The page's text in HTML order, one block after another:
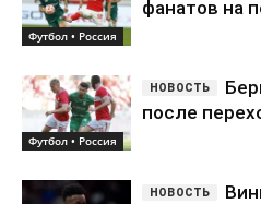
Футбол • Россия
фанатов на
Футбол • Россия
после